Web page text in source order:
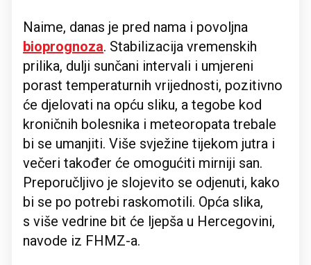
Naime, danas je pred nama i povoljna
bioprognoza. Stabilizacija vremenskih
prilika, dulji sunčani intervali i umjereni
porast temperaturnih vrijednosti, pozitivno
će djelovati na opću sliku, a tegobe kod
kroničnih bolesnika i meteoropata trebale
bi se umanjiti. Više svježine tijekom jutra i
večeri također će omogućiti mirniji san.
Preporučljivo je slojevito se odjenuti, kako
bi se po potrebi raskomotili. Opća slika,
s više vedrine bit će ljepša u Hercegovini,
navode iz FHMZ-a.